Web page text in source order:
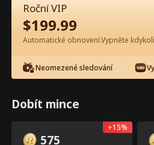
0-49 50-99
12 13 14
4.2k
Odemčení zdarma
Roční VIP
$199.99
Automatické obnovení.Vypněte
Neomezené sledování
Dobít mince
575
+15%